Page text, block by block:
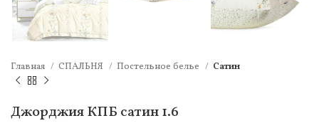
Главная СПАЛЬНЯ Постельное белье Сатин
Джорджия КПБ сатин 1.6